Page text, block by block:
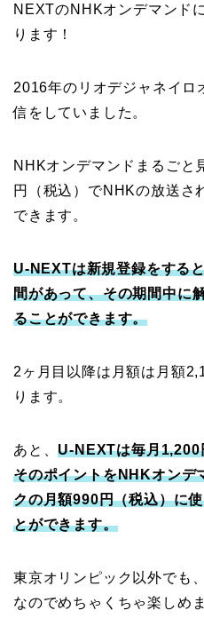
NEXTのNHKオンデマンド
ります！
2016年のリオデジャネイロ
信をしていました。
NHKオンデマンドまるごと
円（税込）でNHKの放送さ
できます。
U-NEXTは新規登録をする
間があって、その期間中に
ることができます。
2ヶ月目以降は月額は月額
ります。
あと、U-NEXTは毎月1,200
そのポイントをNHKオンデ
クの月額990円（税込）に
とができます。
東京オリンピック以外でも
なのでめちゃくちゃ楽しめ